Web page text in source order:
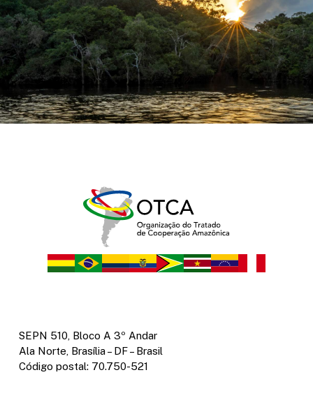
SEPN 510, Bloco A 3º Andar
Ala Norte, Brasília – DF – Brasil
Código postal: 70.750-521